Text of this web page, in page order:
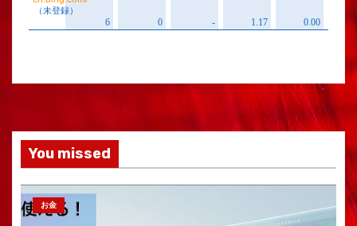
You missed
お金